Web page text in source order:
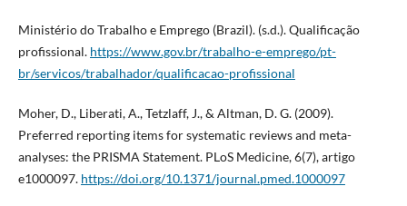
Ministério do Trabalho e Emprego (Brazil). (s.d.). Qualificação
profissional. https://www.gov.br/trabalho-e-emprego/pt-
br/servicos/trabalhador/qualificacao-profissional
Moher, D., Liberati, A., Tetzlaff, J., & Altman, D. G. (2009).
Preferred reporting items for systematic reviews and meta-
analyses: the PRISMA Statement. PLoS Medicine, 6(7), artigo
e1000097. https://doi.org/10.1371/journal.pmed.1000097